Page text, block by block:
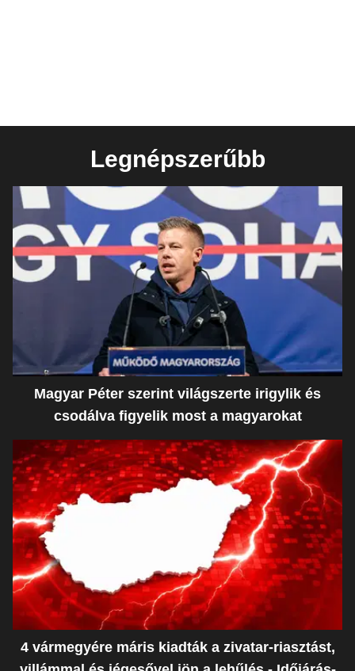
Legnépszerűbb
Magyar Péter szerint világszerte irigylik és
csodálva figyelik most a magyarokat
4 vármegyére máris kiadták a zivatar-riasztást,